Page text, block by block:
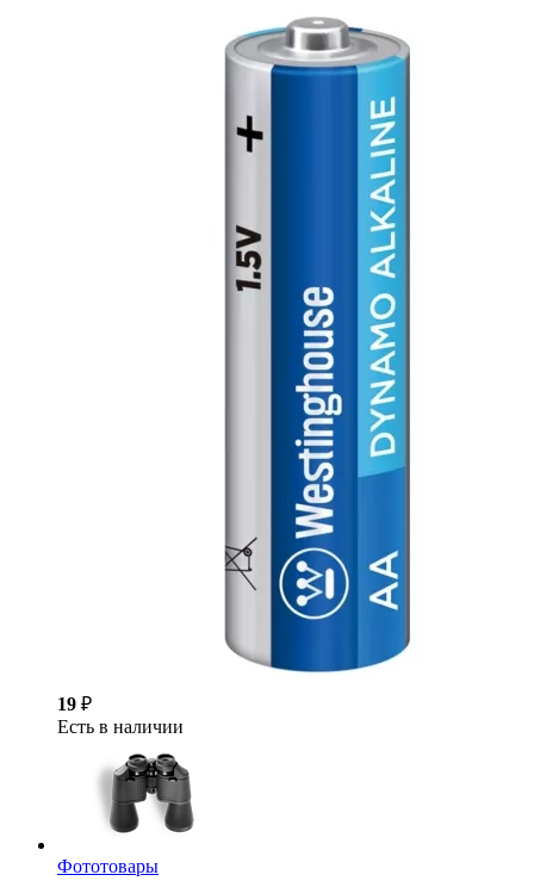
19 ₽
Есть в наличии
Фототовары